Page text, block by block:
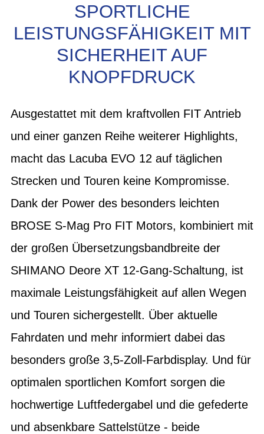
SPORTLICHE
LEISTUNGSFÄHIGKEIT MIT
SICHERHEIT AUF
KNOPFDRUCK
Ausgestattet mit dem kraftvollen FIT Antrieb
und einer ganzen Reihe weiterer Highlights,
macht das Lacuba EVO 12 auf täglichen
Strecken und Touren keine Kompromisse.
Dank der Power des besonders leichten
BROSE S-Mag Pro FIT Motors, kombiniert mit
der großen Übersetzungsbandbreite der
SHIMANO Deore XT 12-Gang-Schaltung, ist
maximale Leistungsfähigkeit auf allen Wegen
und Touren sichergestellt. Über aktuelle
Fahrdaten und mehr informiert dabei das
besonders große 3,5-Zoll-Farbdisplay. Und für
optimalen sportlichen Komfort sorgen die
hochwertige Luftfedergabel und die gefederte
und absenkbare Sattelstütze - beide